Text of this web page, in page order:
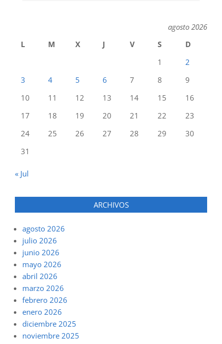
agosto 2026
L
M X J V S
D
1
2
3
4 5 6 7 8
9
10
11 12 13 14 15
16
17
18 19 20 21 22
23
24
25 26 27 28 29
30
31
« Jul
ARCHIVOS
agosto 2026
julio 2026
junio 2026
mayo 2026
abril 2026
marzo 2026
febrero 2026
enero 2026
diciembre 2025
noviembre 2025